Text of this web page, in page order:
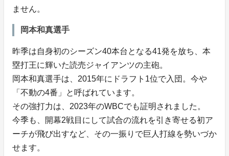
ません。
岡本和真選手
昨季は自身初のシーズン40本台となる41発を放ち、本
塁打王に輝いた読売ジャイアンツの主砲。
岡本和真選手は、2015年にドラフト1位で入団。今や
「不動の4番」と呼ばれています。
その強打力は、2023年のWBCでも証明されました。
今季も、開幕2戦目にして試合の流れを引き寄せる初ア
ーチが飛び出すなど、その一振りで巨人打線を勢いづか
せます。